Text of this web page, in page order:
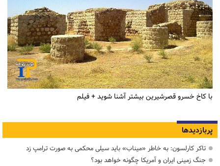
با کاخ خسرو قصرشیرین بیشتر آشنا شوید + فیلم
پربازدیدها
تاکر کارلسون: به خاطر «میناب» باید سیلی محکمی به صورت ترامپ زد
جنگ زمینی ایران و آمریکا چگونه خواهد بود؟